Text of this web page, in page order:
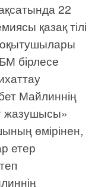
22
қазақ тілі
бірлесе
Майлиннің
жазушысы»
өмірінен,
етер